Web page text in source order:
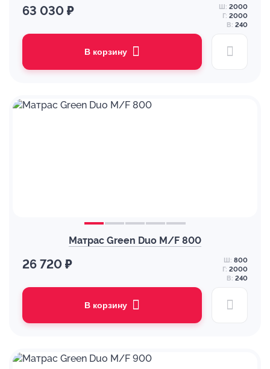
63 030 ₽ Ш: 2000
Г: 2000
В: 240
В корзину
Матрас Green Duo M/F 800
26 720 ₽ Ш: 800
Г: 2000
В: 240
В корзину